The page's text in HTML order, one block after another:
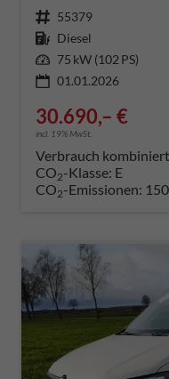
Fahrzeugnummer 55379
Kraftstoff Diesel
Leistung 75 kW (102 PS)
01.01.2026
30.690,– €
incl. 19% MwSt.
Verbrauch
CO2-Klasse: E
CO2-Emissionen: